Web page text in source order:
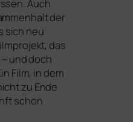
Auch
der
sich neu
das
und doch
Film, in dem
zu Ende
schon